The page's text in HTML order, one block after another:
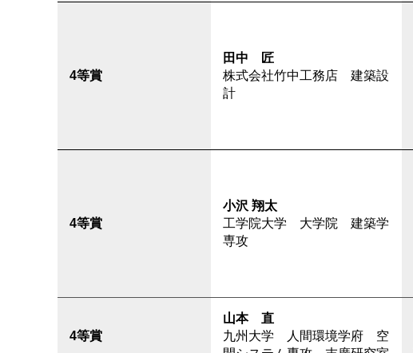
4等賞
田中 匠
株式会社竹中工務店 建築設
計
4等賞
小沢 翔太
工学院大学 大学院 建築学
専攻
4等賞
山本 直
九州大学 人間環境学府 空